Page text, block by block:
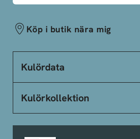
Köp i butik nära mig
Kulördata
Kulörkollektion